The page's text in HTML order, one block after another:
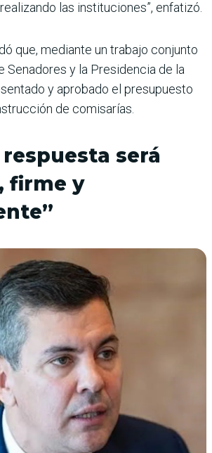
las instituciones”, enfatizó.
que, mediante un trabajo conjunto
Senadores y la Presidencia de la
y aprobado el presupuesto
de comisarías.
será
firme y